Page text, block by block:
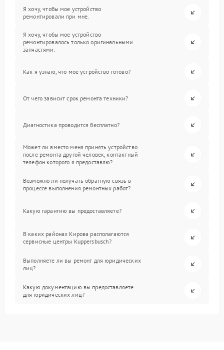
Я хочу, чтобы мое устройство
ремонтировали при мне.
Я хочу, чтобы мое устройство
ремонтировалось только оригинальными
запчастями.
Как я узнаю, что мое устройство готово?
От чего зависит срок ремонта техники?
Диагностика проводится бесплатно?
Может ли вместо меня принять устройство
после ремонта другой человек, контактный
телефон которого я предоставлю?
Возможно ли получать обратную связь в
процессе выполнения ремонтных работ?
Какую гарантию вы предоставляете?
В каких районах Кирова располагаются
сервисные центры Kuppersbusch?
Выполняете ли вы ремонт для юридических
лиц?
Какую документацию вы предоставляете
для юридических лиц?